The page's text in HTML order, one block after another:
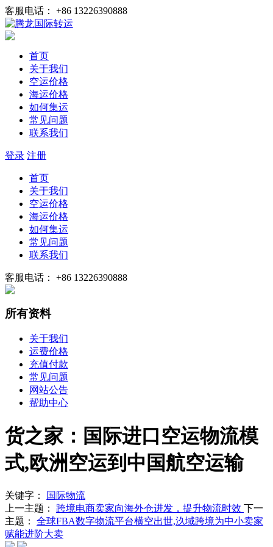
客服电话： +86 13226390888
首页
关于我们
空运价格
海运价格
如何集运
常见问题
联系我们
登录 注册
首页
关于我们
空运价格
海运价格
如何集运
常见问题
联系我们
客服电话： +86 13226390888
所有资料
关于我们
运费价格
充值付款
常见问题
网站公告
帮助中心
货之家：国际进口空运物流模
式,欧洲空运到中国航空运输
关键字：
国际物流
上一主题： 跨境电商卖家向海外仓进发，提升物流时效 下一
主题： 全球FBA数字物流平台横空出世,汣域跨境为中小卖家
赋能进阶大卖